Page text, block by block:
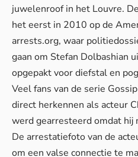
juwelenroof in het Louvre.
het eerst in 2010 op de
arrests.org, waar
gaan om Stefan Dolbashian
opgepakt voordiefstal en
Veel fans van de serie
direct herkennen als acteur
werd gearresteerd omdat hij
De arrestatiefoto van de
om een valse connectie te